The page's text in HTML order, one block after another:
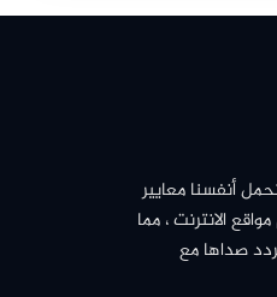
أنفسنا معايير
الانترنت ، مما
صداها مع